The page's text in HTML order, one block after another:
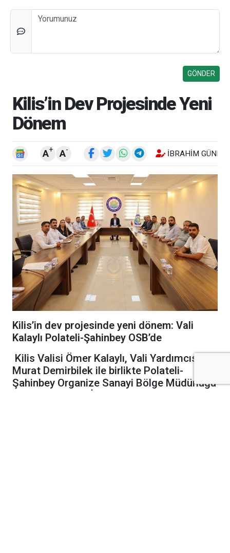
Düşünceleriniz
Kilis’in Dev Projesinde Yeni
Dönem
A+ A- İBRAHIM GÜNEŞ
Kilis’in dev projesinde yeni dönem: Vali
Kalaylı Polateli-Şahinbey OSB’de
Kilis Valisi Ömer Kalaylı, Vali Yardımcısı
Murat Demirbilek ile birlikte Polateli-
Şahinbey Organize Sanayi Bölge Müdürlüğü